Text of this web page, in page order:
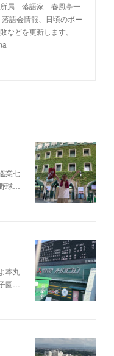
所属 落語家 春風亭一
語会情報、日頃のボー
などを更新します。
業七
球…
本丸
園…